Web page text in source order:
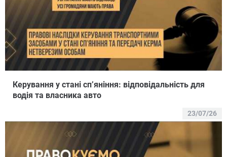
Керування у стані сп’яніння: відповідальність для
водія та власника авто
23/07/26